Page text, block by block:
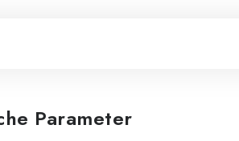
Parameter